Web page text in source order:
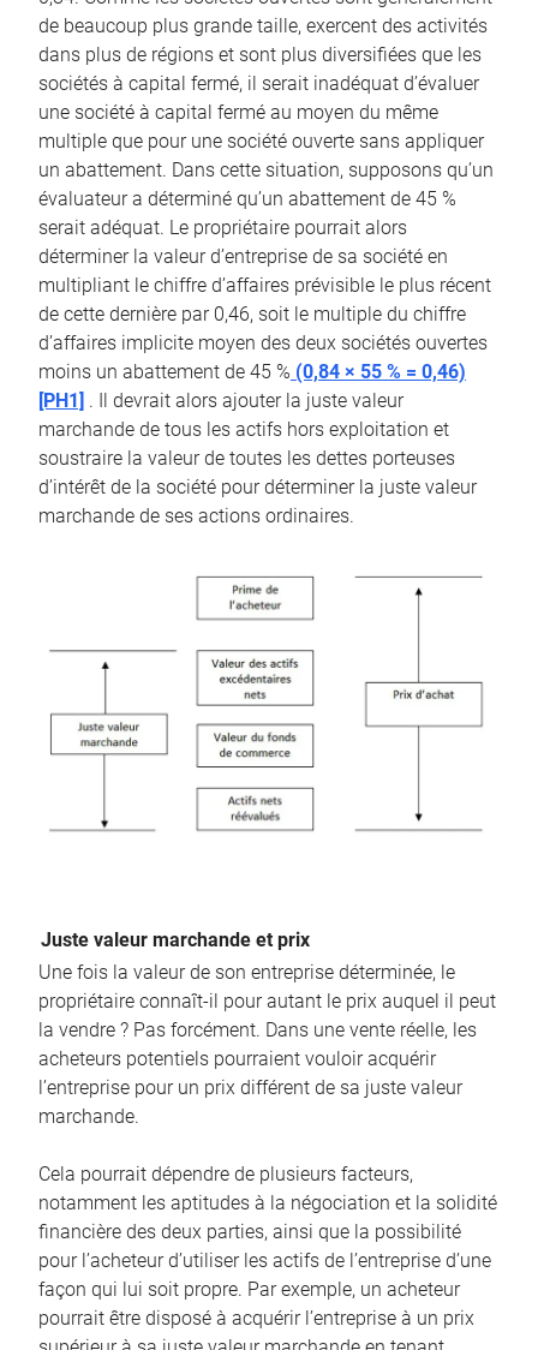
de beaucoup plus grande taille, exercent des activités
dans plus de régions et sont plus diversifiées que les
sociétés à capital fermé, il serait inadéquat d’évaluer
une société à capital fermé au moyen du même
multiple que pour une société ouverte sans appliquer
un abattement. Dans cette situation, supposons qu’un
évaluateur a déterminé qu’un abattement de 45 %
serait adéquat. Le propriétaire pourrait alors
déterminer la valeur d’entreprise de sa société en
multipliant le chiffre d’affaires prévisible le plus récent
de cette dernière par 0,46, soit le multiple du chiffre
d’affaires implicite moyen des deux sociétés ouvertes
moins un abattement de 45 % (0,84 × 55 % = 0,46)
[PH1] . Il devrait alors ajouter la juste valeur
marchande de tous les actifs hors exploitation et
soustraire la valeur de toutes les dettes porteuses
d’intérêt de la société pour déterminer la juste valeur
marchande de ses actions ordinaires.
Juste valeur marchande et prix
Une fois la valeur de son entreprise déterminée, le
propriétaire connaît-il pour autant le prix auquel il peut
la vendre ? Pas forcément. Dans une vente réelle, les
acheteurs potentiels pourraient vouloir acquérir
l’entreprise pour un prix différent de sa juste valeur
marchande.
Cela pourrait dépendre de plusieurs facteurs,
notamment les aptitudes à la négociation et la solidité
financière des deux parties, ainsi que la possibilité
pour l’acheteur d’utiliser les actifs de l’entreprise d’une
façon qui lui soit propre. Par exemple, un acheteur
pourrait être disposé à acquérir l’entreprise à un prix